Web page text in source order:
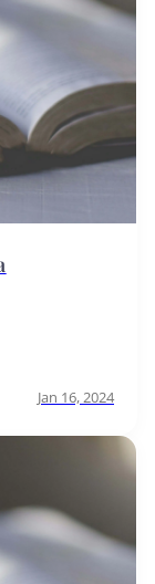
Jan 16, 2024